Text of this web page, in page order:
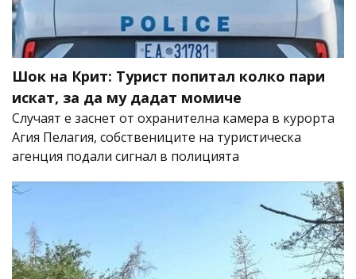
Шок на Крит: Турист попитал колко пари
искат, за да му дадат момиче
Случаят е заснет от охранителна камера в курорта
Агия Пелагия, собствениците на туристическа
агенция подали сигнал в полицията